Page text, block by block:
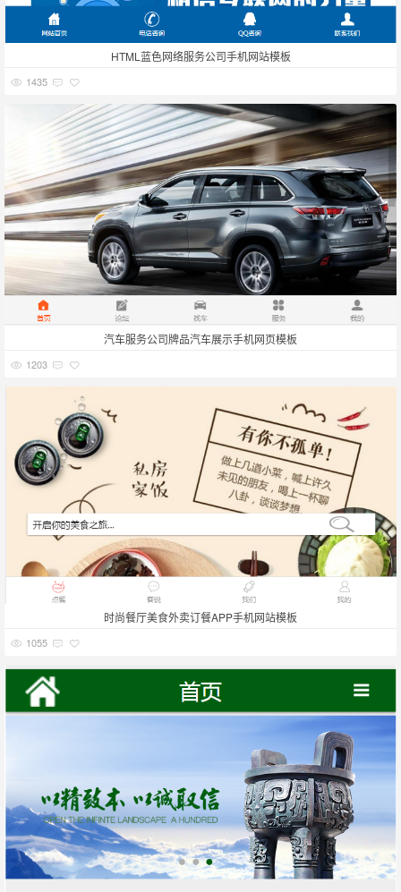
HTML蓝色网络服务公司手机网站模板
1435
汽车服务公司牌品汽车展示手机网页模板
1203
时尚餐厅美食外卖订餐APP手机网站模板
1055